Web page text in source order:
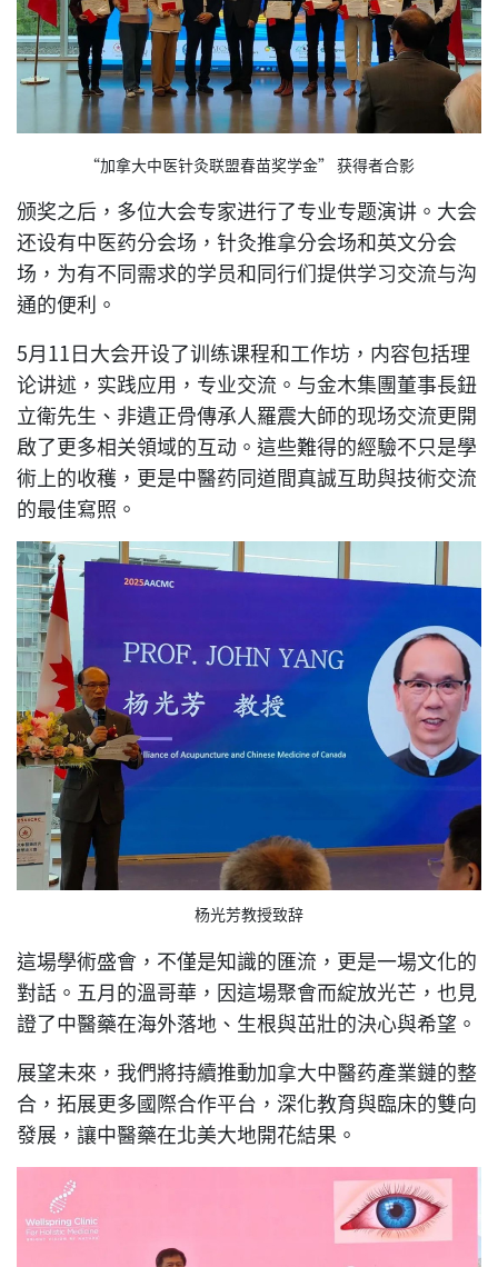
“加拿大中医针灸联盟春苗奖学金” 获得者合影
颁奖之后，多位大会专家进行了专业专题演讲。大会
还设有中医药分会场，针灸推拿分会场和英文分会
场，为有不同需求的学员和同行们提供学习交流与沟
通的便利。
5月11日大会开设了训练课程和工作坊，内容包括理
论讲述，实践应用，专业交流。与金木集團董事長鈕
立衛先生、非遺正骨傳承人羅震大師的现场交流更開
啟了更多相关領域的互动。這些難得的經驗不只是學
術上的收穫，更是中醫药同道間真誠互助與技術交流
的最佳寫照。
杨光芳教授致辞
這場學術盛會，不僅是知識的匯流，更是一場文化的
對話。五月的溫哥華，因這場聚會而綻放光芒，也見
證了中醫藥在海外落地、生根與茁壯的決心與希望。
展望未來，我們將持續推動加拿大中醫药產業鏈的整
合，拓展更多國際合作平台，深化教育與臨床的雙向
發展，讓中醫藥在北美大地開花結果。